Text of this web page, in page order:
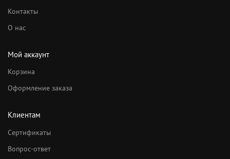
Контакты
О нас
Мой аккаунт
Корзина
Оформление заказа
Клиентам
Сертификаты
Вопрос-ответ